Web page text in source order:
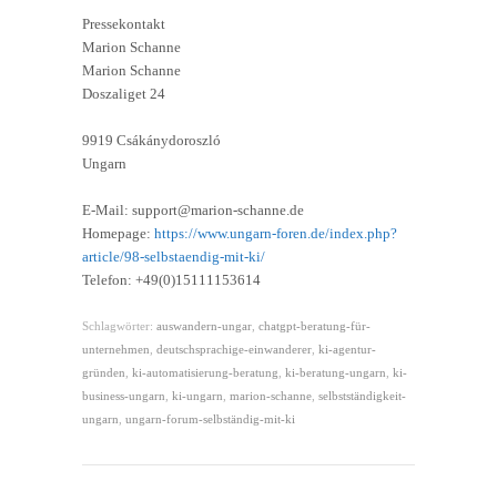
Pressekontakt
Marion Schanne
Marion Schanne
Doszaliget 24
9919 Csákánydoroszló
Ungarn
E-Mail: support@marion-schanne.de
Homepage: https://www.ungarn-foren.de/index.php?
article/98-selbstaendig-mit-ki/
Telefon: +49(0)15111153614
Schlagwörter: auswandern-ungar, chatgpt-beratung-für-
unternehmen, deutschsprachige-einwanderer, ki-agentur-
gründen, ki-automatisierung-beratung, ki-beratung-ungarn, ki-
business-ungarn, ki-ungarn, marion-schanne, selbstständigkeit-
ungarn, ungarn-forum-selbständig-mit-ki